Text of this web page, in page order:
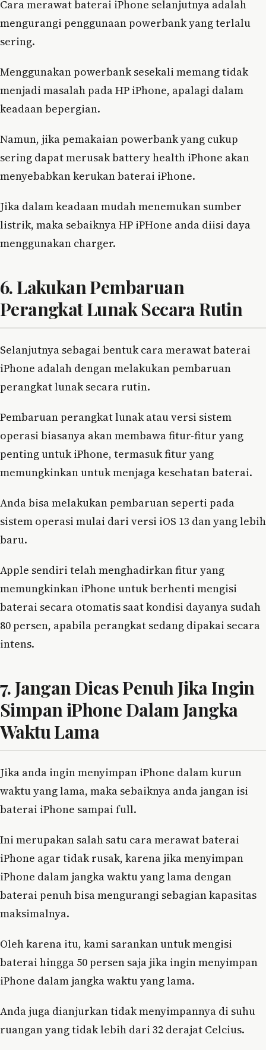
Cara merawat baterai iPhone selanjutnya adalah
mengurangi penggunaan powerbank yang terlalu
sering.
Menggunakan powerbank sesekali memang tidak
menjadi masalah pada HP iPhone, apalagi dalam
keadaan bepergian.
Namun, jika pemakaian powerbank yang cukup
sering dapat merusak battery health iPhone akan
menyebabkan kerukan baterai iPhone.
Jika dalam keadaan mudah menemukan sumber
listrik, maka sebaiknya HP iPHone anda diisi daya
menggunakan charger.
6. Lakukan Pembaruan
Perangkat Lunak Secara Rutin
Selanjutnya sebagai bentuk cara merawat baterai
iPhone adalah dengan melakukan pembaruan
perangkat lunak secara rutin.
Pembaruan perangkat lunak atau versi sistem
operasi biasanya akan membawa fitur-fitur yang
penting untuk iPhone, termasuk fitur yang
memungkinkan untuk menjaga kesehatan baterai.
Anda bisa melakukan pembaruan seperti pada
sistem operasi mulai dari versi iOS 13 dan yang lebih
baru.
Apple sendiri telah menghadirkan fitur yang
memungkinkan iPhone untuk berhenti mengisi
baterai secara otomatis saat kondisi dayanya sudah
80 persen, apabila perangkat sedang dipakai secara
intens.
7. Jangan Dicas Penuh Jika Ingin
Simpan iPhone Dalam Jangka
Waktu Lama
Jika anda ingin menyimpan iPhone dalam kurun
waktu yang lama, maka sebaiknya anda jangan isi
baterai iPhone sampai full.
Ini merupakan salah satu cara merawat baterai
iPhone agar tidak rusak, karena jika menyimpan
iPhone dalam jangka waktu yang lama dengan
baterai penuh bisa mengurangi sebagian kapasitas
maksimalnya.
Oleh karena itu, kami sarankan untuk mengisi
baterai hingga 50 persen saja jika ingin menyimpan
iPhone dalam jangka waktu yang lama.
Anda juga dianjurkan tidak menyimpannya di suhu
ruangan yang tidak lebih dari 32 derajat Celcius.